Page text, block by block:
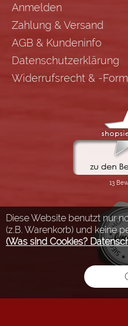
Diese Website benutzt nur
(z.B. Warenkorb) und keine
(Was sind Cookies?
Anmelden
Zahlung & Versand
AGB & Kundeninfo
Datenschutzerklärung
Widerrufsrecht & -
FLOW®